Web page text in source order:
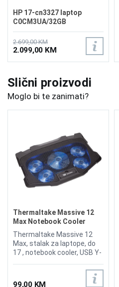
HP 17-cn3327 laptop
C0CM3UA/32GB
2.699,00 KM
2.099,00 KM
Slični proizvodi
Moglo bi te zanimati?
Thermaltake Massive 12
Max Notebook Cooler
Thermaltake Massive 12
Max, stalak za laptope, do
17 , notebook cooler, USB Y-
99,00 KM